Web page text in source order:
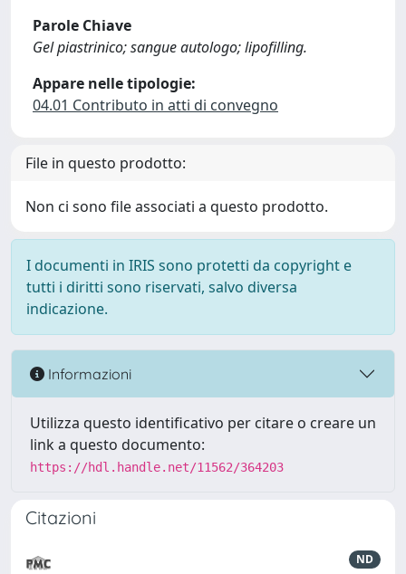
Parole Chiave
Gel piastrinico; sangue autologo; lipofilling.
Appare nelle tipologie:
04.01 Contributo in atti di convegno
File in questo prodotto:
Non ci sono file associati a questo prodotto.
I documenti in IRIS sono protetti da copyright e
tutti i diritti sono riservati, salvo diversa
indicazione.
Informazioni
Utilizza questo identificativo per citare o creare un
link a questo documento:
https://hdl.handle.net/11562/364203
Citazioni
ND